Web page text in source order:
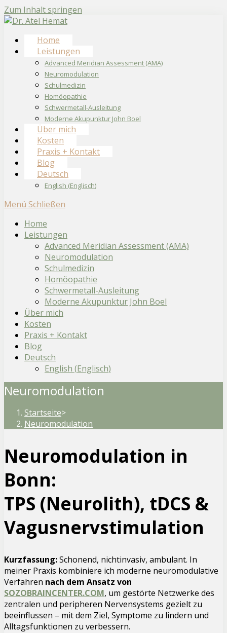
Zum Inhalt springen
Home
Leistungen
Advanced Meridian Assessment (AMA)
Neuromodulation
Schulmedizin
Homöopathie
Schwermetall-Ausleitung
Moderne Akupunktur John Boel
Über mich
Kosten
Praxis + Kontakt
Blog
Deutsch
English (Englisch)
Menü Schließen
Home
Leistungen
Advanced Meridian Assessment (AMA)
Neuromodulation
Schulmedizin
Homöopathie
Schwermetall-Ausleitung
Moderne Akupunktur John Boel
Über mich
Kosten
Praxis + Kontakt
Blog
Deutsch
English (Englisch)
Neuromodulation
Startseite>
Neuromodulation
Neuromodulation in
Bonn:
TPS (Neurolith), tDCS &
Vagusnervstimulation
Kurzfassung:Schonend, nichtinvasiv, ambulant. In
meiner Praxis kombiniere ich moderne neuromodulative
Verfahren nach dem Ansatz von
SOZOBRAINCENTER.COM, um gestörte Netzwerke des
zentralen und peripheren Nervensystems gezielt zu
beeinflussen – mit dem Ziel, Symptome zu lindern und
Alltagsfunktionen zu verbessern.